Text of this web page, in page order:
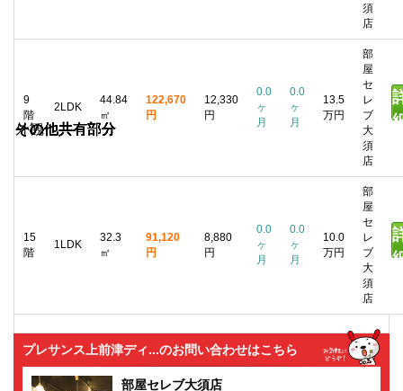
外観
その他共有部分
その他共有部分
その他共有部分
その他共有部分
その他共有部分
その他共有部分
その他共有部分
その他共有部分
その他共有部分
須
店
9
階
2LDK
44.84
㎡
122,670
円
12,330
円
0.0
ヶ
月
0.0
ヶ
月
13.5
万円
部
屋
セ
レ
ブ
大
須
店
15
階
1LDK
32.3
㎡
91,120
円
8,880
円
0.0
ヶ
月
0.0
ヶ
月
10.0
万円
部
屋
セ
レ
ブ
大
須
店
プレサンス上前津ディ...のお問い合わせはこちら
部屋セレブ大須店